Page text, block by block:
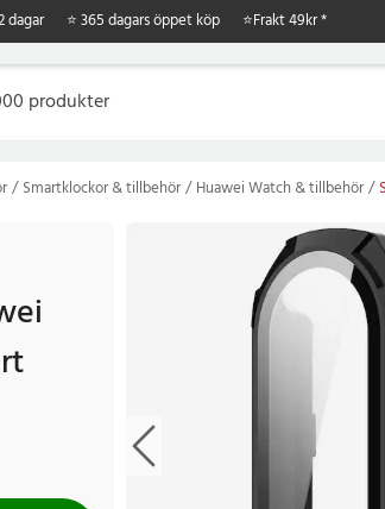
dagar ⭐ 365 dagars öppet köp ⭐Frakt 49kr *
Smartklockor & tillbehör Huawei Watch & tillbehör